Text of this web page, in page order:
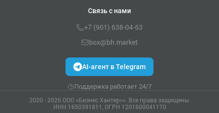
Связь с нами
+7 (901) 638-04-63
box@bh.market
AI-агент в Telegram
Поддержка работает 24/7
2020 - 2026 ООО «Бизнес Хантер>». Все права защищены.
ИНН 1650391811, ОГРН 1201600041170